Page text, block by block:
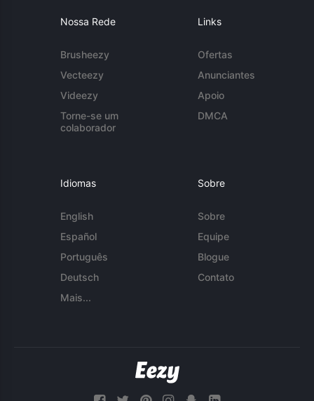
Nossa Rede
Brusheezy
Vecteezy
Videezy
Torne-se um
colaborador
Links
Ofertas
Anunciantes
Apoio
DMCA
Idiomas
English
Español
Português
Deutsch
Mais...
Sobre
Sobre
Equipe
Blogue
Contato